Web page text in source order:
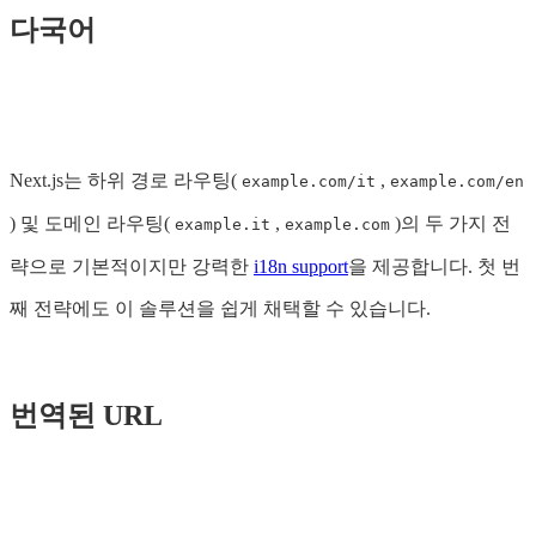
다국어
Next.js는 하위 경로 라우팅( example.com/it , example.com/en
) 및 도메인 라우팅( example.it , example.com )의 두 가지 전
략으로 기본적이지만 강력한 i18n support을 제공합니다. 첫 번
째 전략에도 이 솔루션을 쉽게 채택할 수 있습니다.
번역된 URL